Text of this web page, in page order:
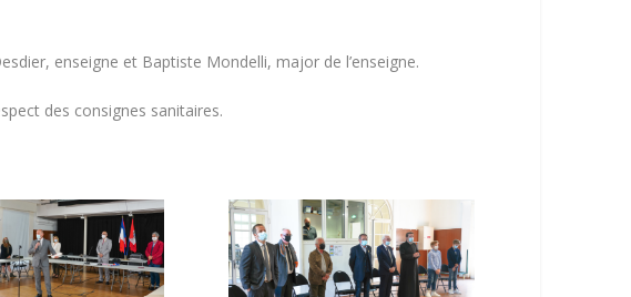
enseigne et Baptiste Mondelli, major de l’enseigne.
des consignes sanitaires.